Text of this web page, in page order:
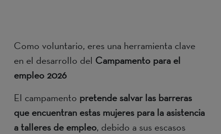
Como voluntario, eres una herramienta clave
en el desarrollo del Campamento para el
empleo 2026
El campamento pretende salvar las barreras
que encuentran estas mujeres para la asistencia
a talleres de empleo, debido a sus escasos